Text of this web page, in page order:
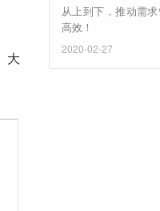
大
从上到下，推动需
高效！
2020-02-27